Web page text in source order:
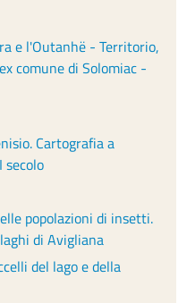
e l'Outanhë - Territorio,
comune di Solomiac -
Cartografia a
secolo
popolazioni di insetti.
di Avigliana
del lago e della